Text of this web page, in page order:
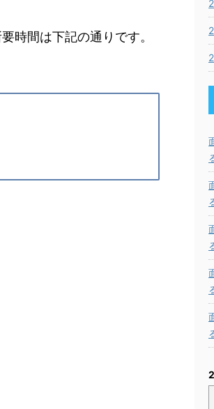
時間は下記の通りです。